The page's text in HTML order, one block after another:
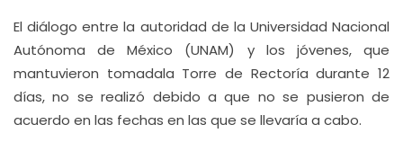
El diálogo entre la autoridad de la Universidad Nacional
Autónoma de México (UNAM) y los jóvenes, que
mantuvieron tomadala Torre de Rectoría durante 12
días, no se realizó debido a que no se pusieron de
acuerdo en las fechas en las que se llevaría a cabo.